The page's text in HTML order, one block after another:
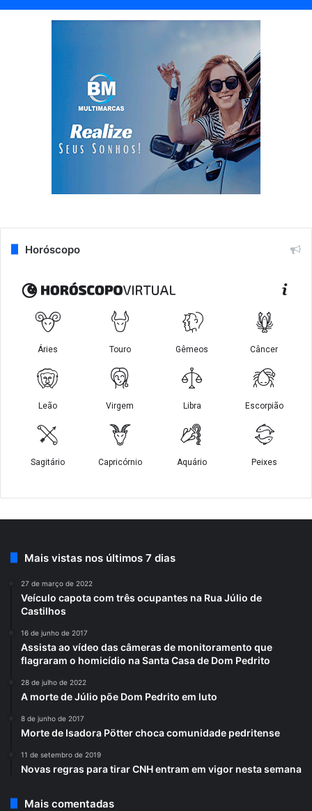
Horóscopo
Mais vistas nos últimos 7 dias
27 de março de 2022
Veículo capota com três ocupantes na Rua Júlio de
Castilhos
16 de junho de 2017
Assista ao vídeo das câmeras de monitoramento que
flagraram o homicídio na Santa Casa de Dom Pedrito
28 de julho de 2022
A morte de Júlio põe Dom Pedrito em luto
8 de junho de 2017
Morte de Isadora Pötter choca comunidade pedritense
11 de setembro de 2019
Novas regras para tirar CNH entram em vigor nesta semana
Mais comentadas